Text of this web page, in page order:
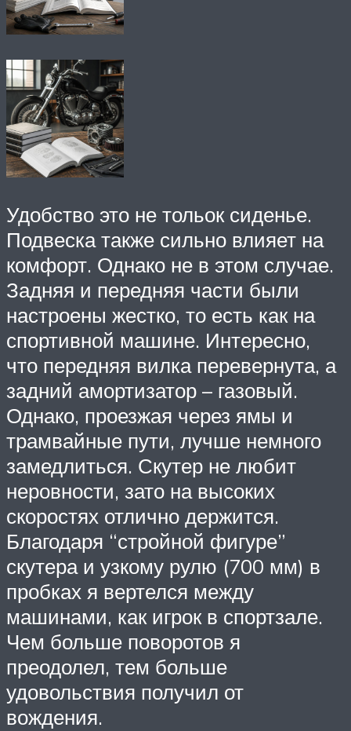
Удобство это не тольок сиденье.
Подвеска также сильно влияет на
комфорт. Однако не в этом случае.
Задняя и передняя части были
настроены жестко, то есть как на
спортивной машине. Интересно,
что передняя вилка перевернута, а
задний амортизатор – газовый.
Однако, проезжая через ямы и
трамвайные пути, лучше немного
замедлиться. Скутер не любит
неровности, зато на высоких
скоростях отлично держится.
Благодаря “стройной фигуре”
скутера и узкому рулю (700 мм) в
пробках я вертелся между
машинами, как игрок в спортзале.
Чем больше поворотов я
преодолел, тем больше
удовольствия получил от
вождения.